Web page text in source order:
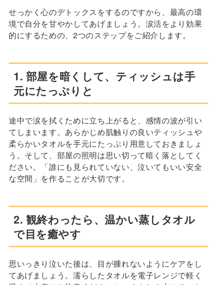
せっかく心のデトックスをするのですから、最高の環
境で自分を甘やかしてあげましょう。涙活をより効果
的にするための、2つのステップをご紹介します。
1. 部屋を暗くして、ティッシュは手
元にたっぷりと
途中で涙を拭くために立ち上がると、感情の波が引い
てしまいます。あらかじめ肌触りの良いティッシュや
柔らかいタオルを手元にたっぷり用意しておきましょ
う。そして、部屋の照明は思い切って暗く落としてく
ださい。「誰にも見られていない、泣いてもいい安全
な空間」を作ることが大切です。
2. 観終わったら、温かい蒸しタオル
で目を癒やす
思いっきり泣いた後は、目が腫れないようにケアをし
てあげましょう。濡らしたタオルを電子レンジで軽く